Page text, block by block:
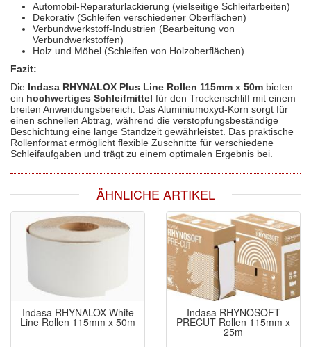
Automobil-Reparaturlackierung (vielseitige Schleifarbeiten)
Dekorativ (Schleifen verschiedener Oberflächen)
Verbundwerkstoff-Industrien (Bearbeitung von
Verbundwerkstoffen)
Holz und Möbel (Schleifen von Holzoberflächen)
Fazit:
Die Indasa RHYNALOX Plus Line Rollen 115mm x 50m bieten
ein hochwertiges Schleifmittel für den Trockenschliff mit einem
breiten Anwendungsbereich. Das Aluminiumoxyd-Korn sorgt für
einen schnellen Abtrag, während die verstopfungsbeständige
Beschichtung eine lange Standzeit gewährleistet. Das praktische
Rollenformat ermöglicht flexible Zuschnitte für verschiedene
Schleifaufgaben und trägt zu einem optimalen Ergebnis bei.
ÄHNLICHE ARTIKEL
Indasa RHYNALOX White
Line Rollen 115mm x 50m
Indasa RHYNOSOFT
PRECUT Rollen 115mm x
25m